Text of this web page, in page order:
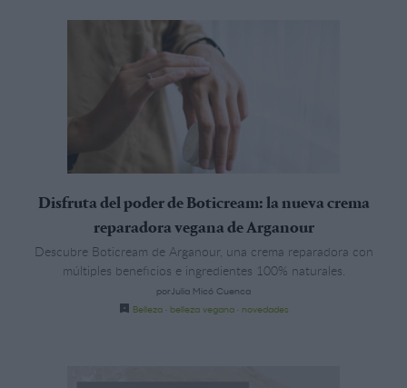
Disfruta del poder de Boticream: la nueva crema
reparadora vegana de Arganour
Descubre Boticream de Arganour, una crema reparadora con
múltiples beneficios e ingredientes 100% naturales.
porJulia Micó Cuenca
Belleza· belleza vegana· novedades